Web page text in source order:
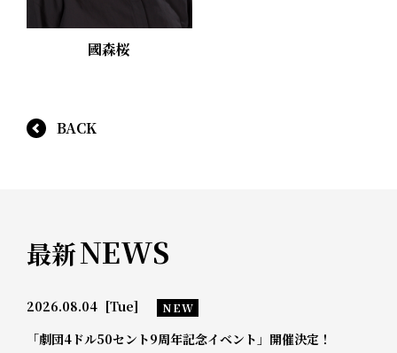
國森桜
BACK
最新NEWS
2026.08.04 [Tue] NEW
「劇団4ドル50セント9周年記念イベント」開催決定！